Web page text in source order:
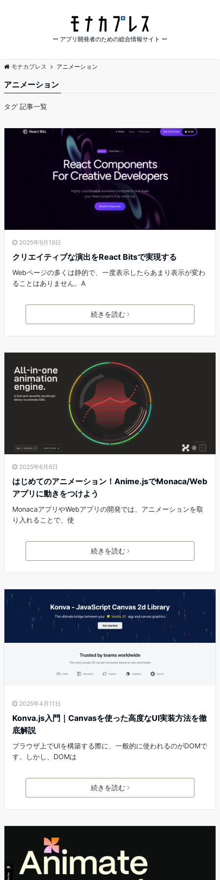
ー アプリ開発者のための総合情報サイト ー
モナカプレス アニメーション
アニメーション
タグ 記事一覧
2025年9月19日
クリエイティブな演出をReact Bitsで実現する
Webページの多くは静的で、一度表示したらあまり表示が変わ
ることはありません。A
続きを読む
2025年6月6日
はじめてのアニメーション！Anime.jsでMonaca/Web
アプリに動きをつけよう
MonacaアプリやWebアプリの開発では、アニメーションを取
り入れることで、使
続きを読む
2025年4月11日
Konva.js入門｜Canvasを使った高度なUI実装方法を徹
底解説
ブラウザ上でUIを構築する際に、一般的に使われるのがDOMで
す。しかし、DOMは
続きを読む